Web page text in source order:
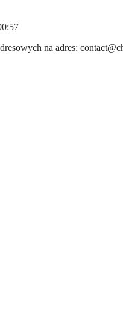
na adres: